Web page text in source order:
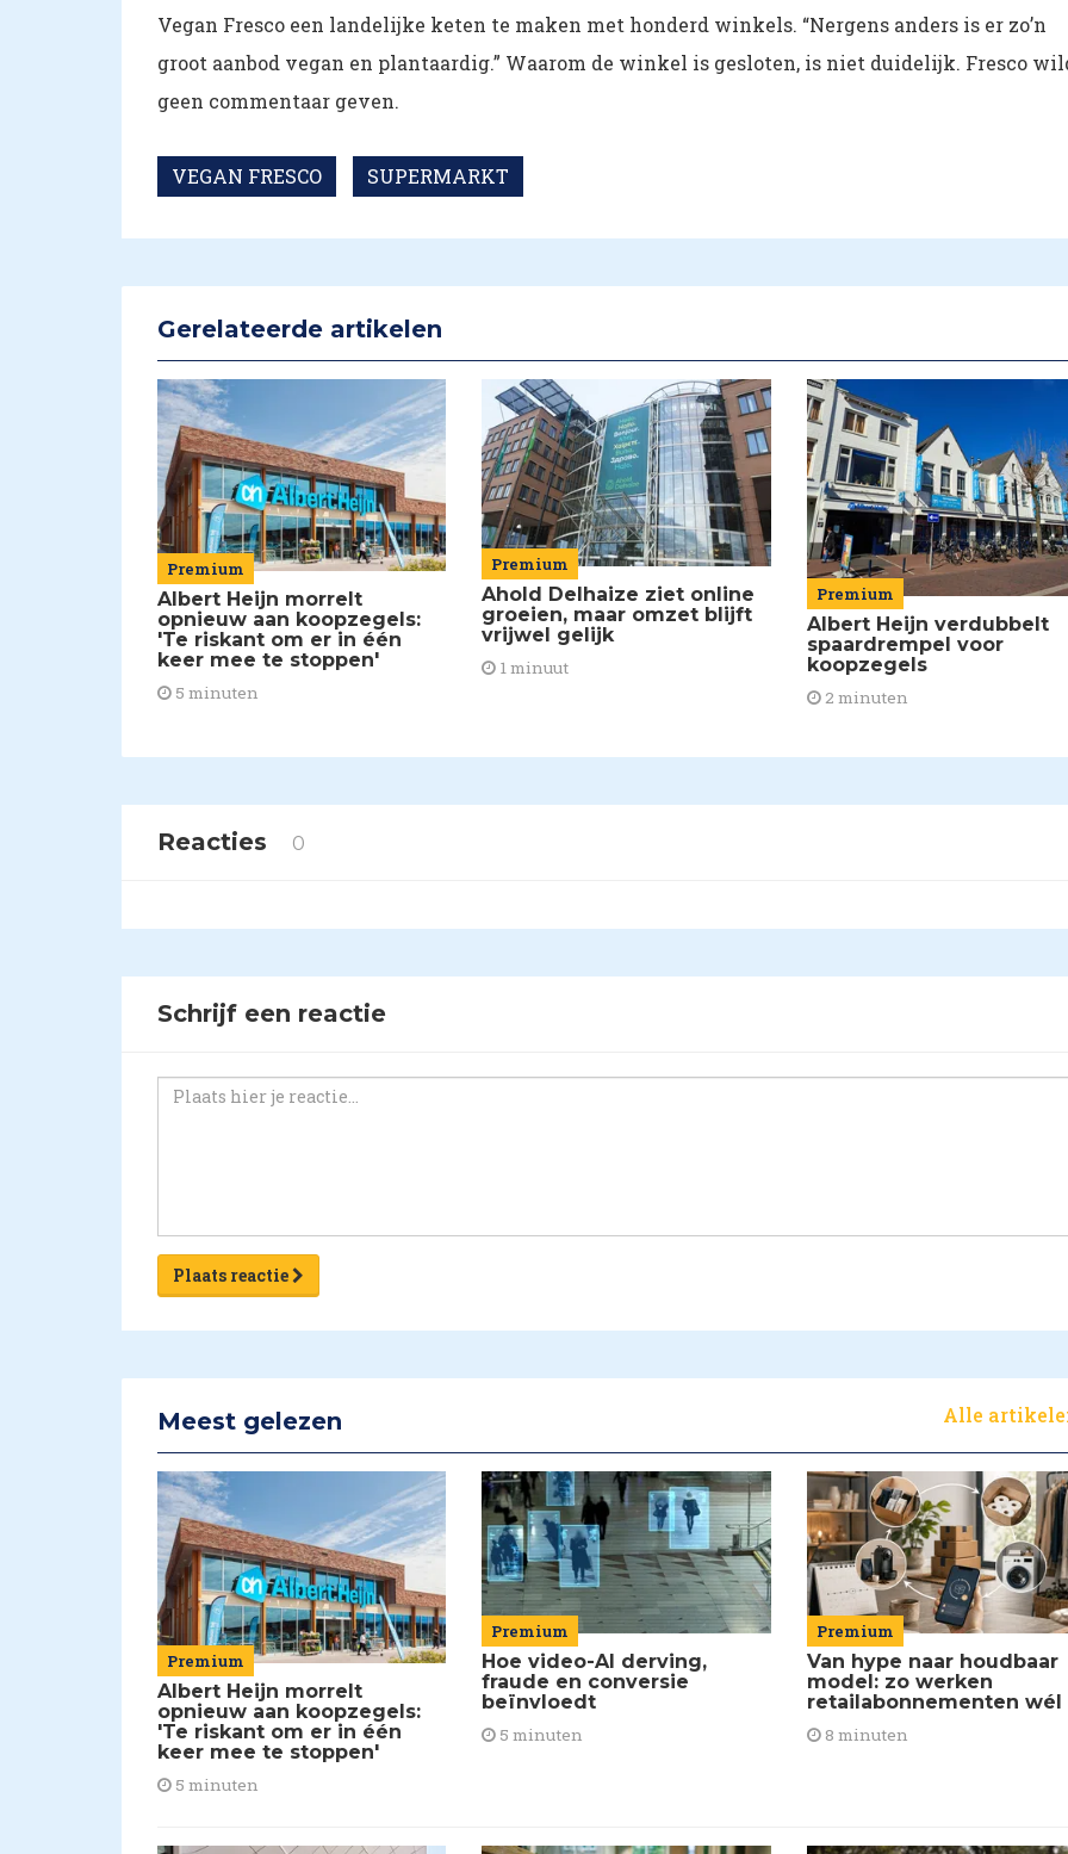
Vegan Fresco een landelijke keten te maken met honderd winkels. “Nergens anders is er zo’n
groot aanbod vegan en plantaardig.” Waarom de winkel is gesloten, is niet duidelijk. Fresco
geen commentaar geven.
VEGAN FRESCO SUPERMARKT
Gerelateerde artikelen
Premium
Albert Heijn morrelt
opnieuw aan koopzegels:
'Te riskant om er in één
keer mee te stoppen'
5 minuten
Premium
Ahold Delhaize ziet online
groeien, maar omzet blijft
vrijwel gelijk
1 minuut
Premium
Albert Heijn verdubbelt
spaardrempel voor
koopzegels
2 minuten
Reacties 0
Schrijf een reactie
Plaats reactie
Meest gelezen Alle
Premium
Albert Heijn morrelt
opnieuw aan koopzegels:
'Te riskant om er in één
keer mee te stoppen'
5 minuten
Premium
Hoe video-AI derving,
fraude en conversie
beïnvloedt
5 minuten
Premium
Van hype naar houdbaar
model: zo werken
retailabonnementen wél
8 minuten